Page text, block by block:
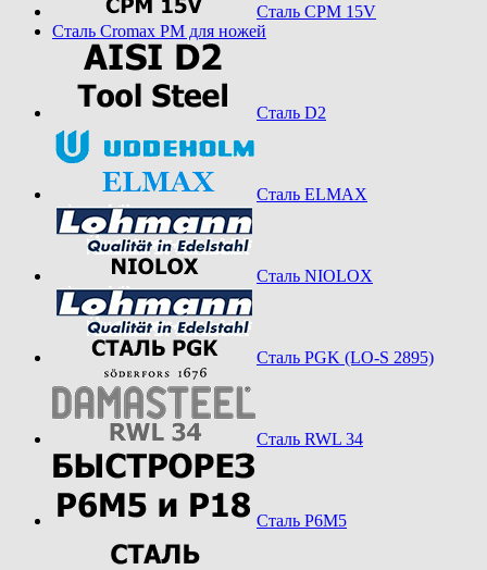
Сталь CPM 15V
Сталь Cromax PM для ножей
Сталь D2
Сталь ELMAX
Сталь NIOLOX
Сталь PGK (LO-S 2895)
Сталь RWL 34
Сталь Р6М5